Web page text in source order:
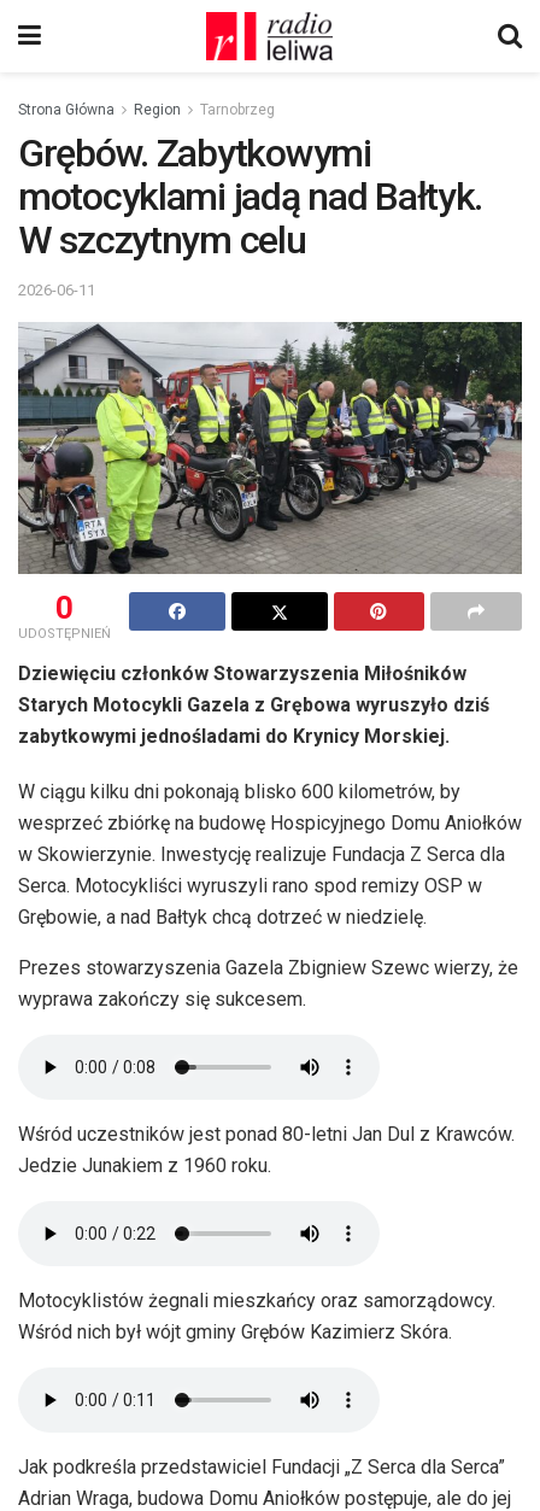
Strona Główna Region Tarnobrzeg
Grębów. Zabytkowymi
motocyklami jadą nad Bałtyk.
W szczytnym celu
2026-06-11
0
UDOSTĘPNIEŃ
Dziewięciu członków Stowarzyszenia Miłośników
Starych Motocykli Gazela z Grębowa wyruszyło dziś
zabytkowymi jednośladami do Krynicy Morskiej.
W ciągu kilku dni pokonają blisko 600 kilometrów, by
wesprzeć zbiórkę na budowę Hospicyjnego Domu Aniołków
w Skowierzynie. Inwestycję realizuje Fundacja Z Serca dla
Serca. Motocykliści wyruszyli rano spod remizy OSP w
Grębowie, a nad Bałtyk chcą dotrzeć w niedzielę.
Prezes stowarzyszenia Gazela Zbigniew Szewc wierzy, że
wyprawa zakończy się sukcesem.
Wśród uczestników jest ponad 80-letni Jan Dul z Krawców.
Jedzie Junakiem z 1960 roku.
Motocyklistów żegnali mieszkańcy oraz samorządowcy.
Wśród nich był wójt gminy Grębów Kazimierz Skóra.
Jak podkreśla przedstawiciel Fundacji „Z Serca dla Serca”
Adrian Wraga, budowa Domu Aniołków postępuje, ale do jej